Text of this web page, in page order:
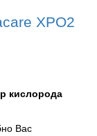
XPO2
кислорода
Вас